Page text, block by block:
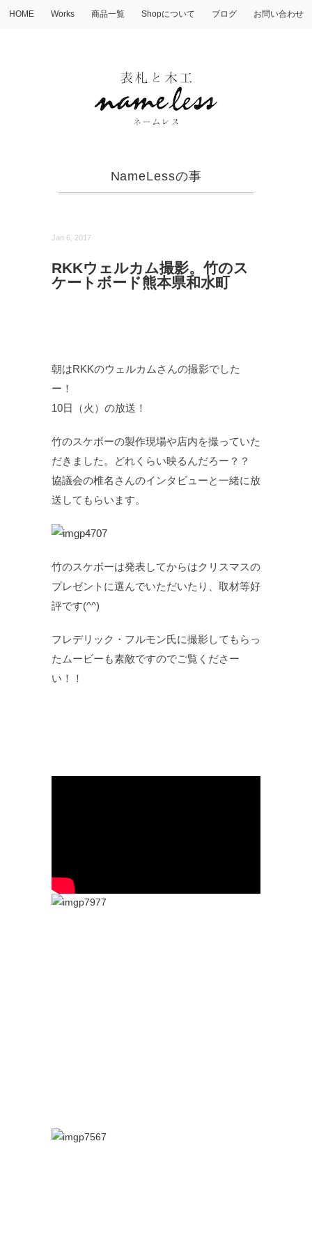
HOME Works 商品一覧 Shopについて ブログ お問い合わせ
NameLessの事
Jan 6, 2017
RKKウェルカム撮影。竹のス
ケートボード熊本県和水町
朝はRKKのウェルカムさんの撮影でした
ー！
10日（火）の放送！
竹のスケボーの製作現場や店内を撮っていた
だきました。どれくらい映るんだろー？？
協議会の椎名さんのインタビューと一緒に放
送してもらいます。
竹のスケボーは発表してからはクリスマスの
プレゼントに選んでいただいたり、取材等好
評です(^^)
フレデリック・フルモン氏に撮影してもらっ
たムービーも素敵ですのでご覧くださー
い！！